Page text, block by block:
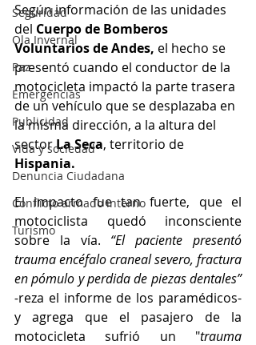
Seguridad
Ola Invernal
Paz
Emergencias
Publicidad
Vida y sociedad
Denuncia Ciudadana
Conflicto armado interno
Turismo
Según información de las unidades
del Cuerpo de Bomberos
Voluntarios de Andes, el hecho se
presentó cuando el conductor de la
motocicleta impactó la parte trasera
de un vehículo que se desplazaba en
la misma dirección, a la altura del
sector La Seca, territorio de
Hispania.
El impacto fue tan fuerte, que el
motociclista quedó inconsciente
sobre la vía. “El paciente presentó
trauma encéfalo craneal severo, fractura
en pómulo y perdida de piezas dentales”
-reza el informe de los paramédicos-
y agrega que el pasajero de la
motocicleta sufrió un "trauma